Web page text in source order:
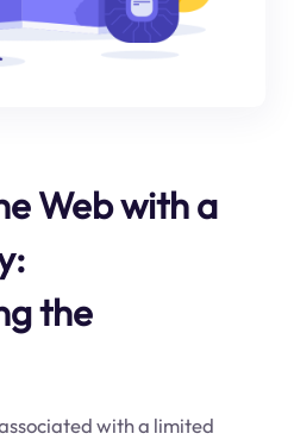
Web with a
the
with a limited